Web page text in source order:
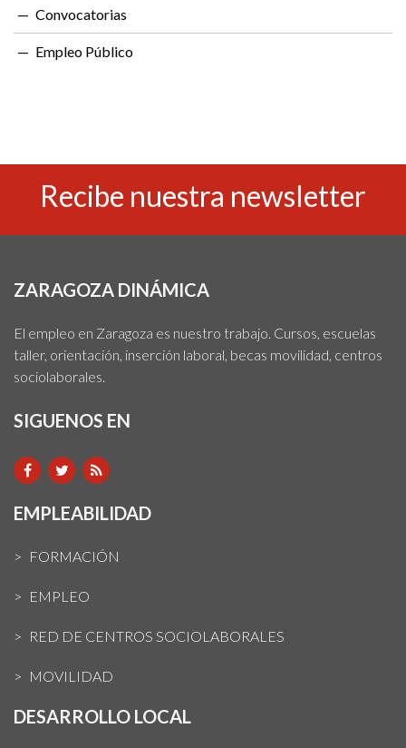
Convocatorias
Empleo Público
Recibe nuestra newsletter
ZARAGOZA DINÁMICA
El empleo en Zaragoza es nuestro trabajo. Cursos, escuelas
taller, orientación, inserción laboral, becas movilidad, centros
sociolaborales.
SIGUENOS EN
EMPLEABILIDAD
FORMACIÓN
EMPLEO
RED DE CENTROS SOCIOLABORALES
MOVILIDAD
DESARROLLO LOCAL